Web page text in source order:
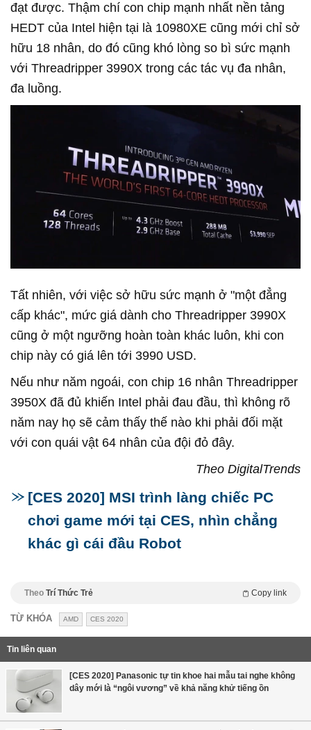
đạt được. Thậm chí con chip mạnh nhất nền tảng
HEDT của Intel hiện tại là 10980XE cũng mới chỉ sở
hữu 18 nhân, do đó cũng khó lòng so bì sức mạnh
với Threadripper 3990X trong các tác vụ đa nhân,
đa luồng.
Tất nhiên, với việc sở hữu sức mạnh ở "một đẳng
cấp khác", mức giá dành cho Threadripper 3990X
cũng ở một ngưỡng hoàn toàn khác luôn, khi con
chip này có giá lên tới 3990 USD.
Nếu như năm ngoái, con chip 16 nhân Threadripper
3950X đã đủ khiến Intel phải đau đầu, thì không rõ
năm nay họ sẽ cảm thấy thế nào khi phải đối mặt
với con quái vật 64 nhân của đội đỏ đây.
Theo DigitalTrends
[CES 2020] MSI trình làng chiếc PC
chơi game mới tại CES, nhìn chẳng
khác gì cái đầu Robot
Theo Trí Thức Trẻ Copy link
TỪ KHÓA AMD CES 2020
Tin liên quan
[CES 2020] Panasonic tự tin khoe hai mẫu tai nghe không
dây mới là “ngôi vương” về khả năng khử tiếng ồn